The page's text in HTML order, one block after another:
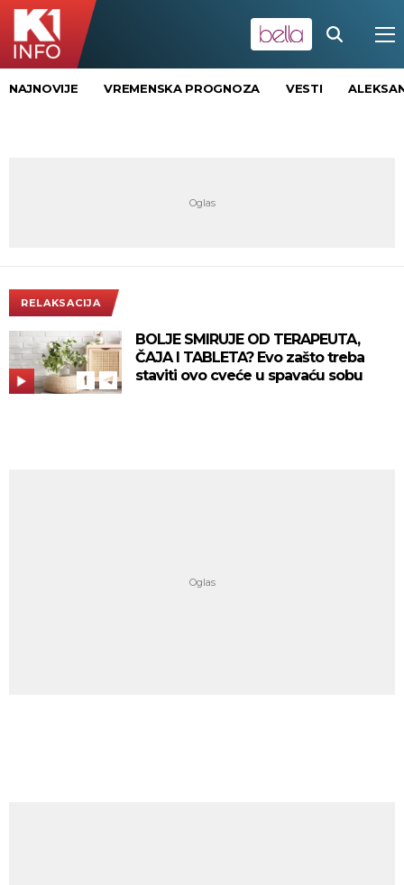
NAJNOVIJE VREMENSKA PROGNOZA VESTI
RELAKSACIJA
BOLJE SMIRUJE OD TERAPEUTA,
ČAJA I TABLETA? Evo zašto treba
staviti ovo cveće u spavaću sobu